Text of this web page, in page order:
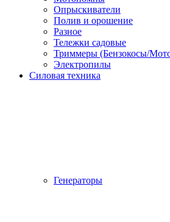
Опрыскиватели
Полив и орошение
Разное
Тележки садовые
Триммеры (Бензокосы/
Электропилы
Силовая техника
Генераторы